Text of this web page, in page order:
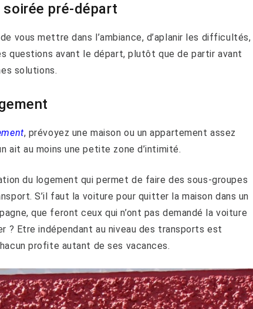
soirée pré-départ
vous mettre dans l’ambiance, d’aplanir les difficultés,
questions avant le départ, plutôt que de partir avant
solutions.
, prévoyez une maison ou un appartement assez
ait au moins une petite zone d’intimité.
du logement qui permet de faire des sous-groupes
S’il faut la voiture pour quitter la maison dans un
que feront ceux qui n’ont pas demandé la voiture
? Etre indépendant au niveau des transports est
profite autant de ses vacances.